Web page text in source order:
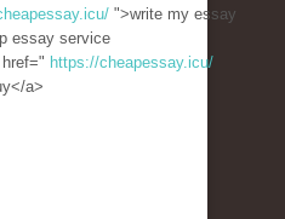
">write my essay
essay service
https://cheapessay.icu/
a>